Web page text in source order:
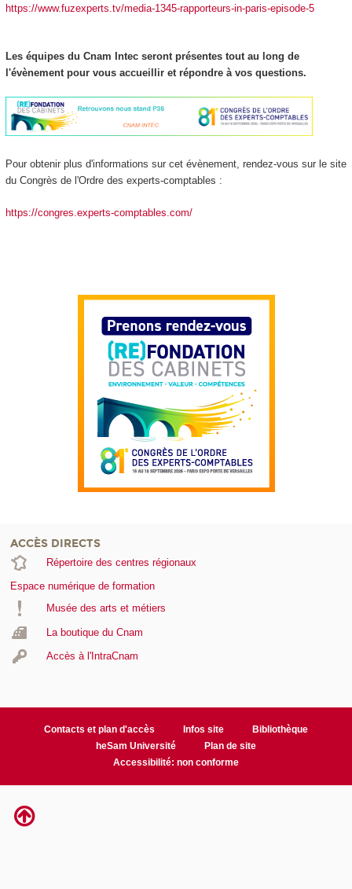
https://www.fuzexperts.tv/media-1345-rapporteurs-in-paris-episode-5
Les équipes du Cnam Intec seront présentes tout au long de
l'évènement pour vous accueillir et répondre à vos questions.
Pour obtenir plus d'informations sur cet évènement, rendez-vous sur le site
du Congrès de l'Ordre des experts-comptables :
https://congres.experts-comptables.com/
ACCÈS DIRECTS
Répertoire des centres régionaux
Espace numérique de formation
Musée des arts et métiers
La boutique du Cnam
Accès à l'IntraCnam
Contacts et plan d'accès Infos site
Bibliothèque
heSam Université
Plan de site
Accessibilité: non conforme